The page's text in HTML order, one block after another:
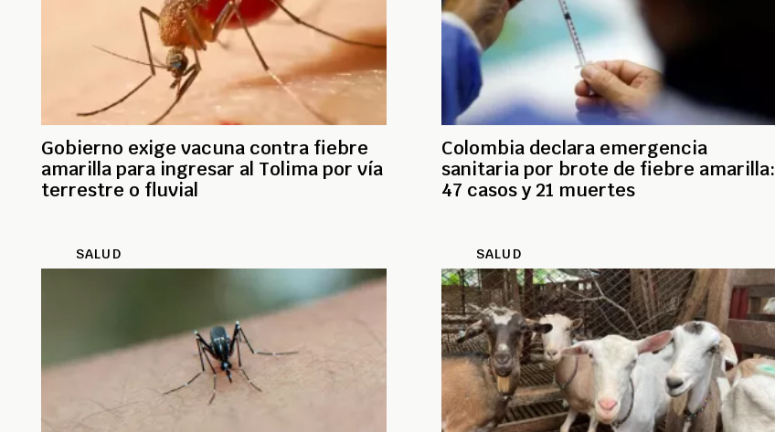
Gobierno exige vacuna contra fiebre
amarilla para ingresar al Tolima por vía
terrestre o fluvial
Colombia declara emergencia
sanitaria por brote de fiebre amarilla:
47 casos y 21 muertes
SALUD SALUD